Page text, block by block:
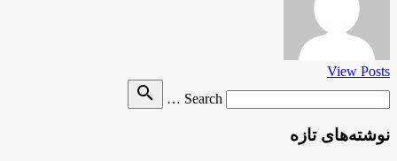
View Posts
Search …
search
نوشته‌های تازه